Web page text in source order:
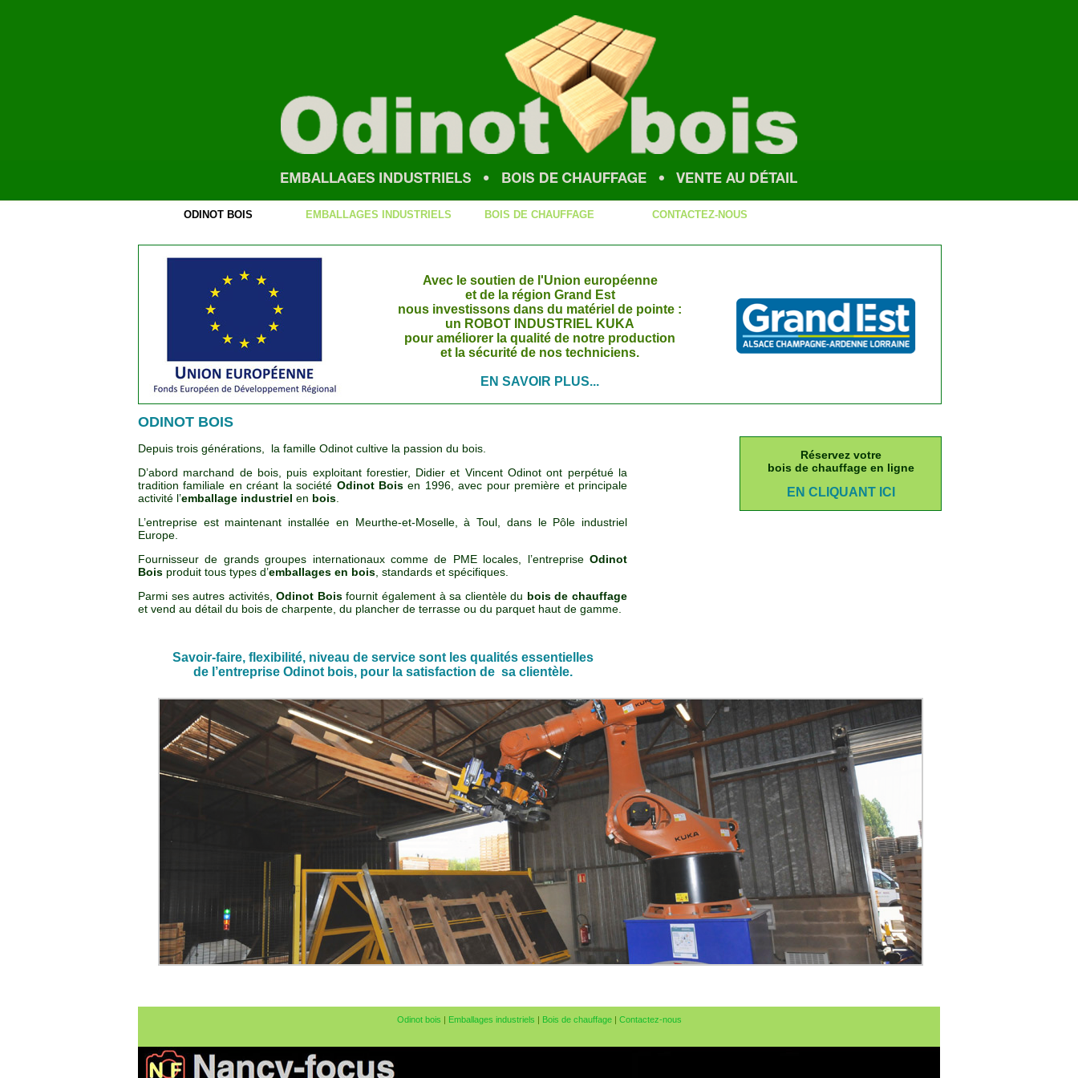
ODINOT BOIS EMBALLAGES INDUSTRIELS BOIS DE CHAUFFAGE CONTACTEZ-NOUS
Avec le soutien de l'Union européenne
et de la région Grand Est
nous investissons dans du matériel de pointe :
un ROBOT INDUSTRIEL KUKA
pour améliorer la qualité de notre production
et la sécurité de nos techniciens.
EN SAVOIR PLUS...
ODINOT BOIS
Depuis trois générations, la famille Odinot cultive la passion du bois.
D’abord marchand de bois, puis exploitant forestier, Didier et Vincent Odinot ont perpétué la
tradition familiale en créant la société Odinot Bois en 1996, avec pour première et principale
activité l’emballage industriel en bois
L’entreprise est maintenant installée en Meurthe-et-Moselle, à Toul, dans le Pôle industriel
Europe.
Fournisseur de grands groupes internationaux comme de PME locales, l’entreprise Odinot
Bois produit tous types d’emballages en bois , standards et spécifiques.
Parmi ses autres activités,Odinot Boisfournit également à sa clientèle du bois de chauffage
et vend au détail du bois de charpente, du plancher de terrasse ou du parquet haut de gamme.
Savoir-faire, flexibilité, niveau de service sont les qualités essentielles
de l’entreprise Odinot bois, pour la satisfaction de sa clientèle.
Réservez votre
bois de chauffage en ligne
EN CLIQUANT ICI
Odinot bois | Emballages industriels | Bois de chauffage| Contactez-nous